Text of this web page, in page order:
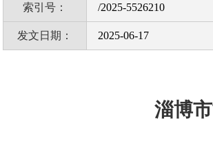
索引号： /2025-5526210
发文日期： 2025-06-17
淄博